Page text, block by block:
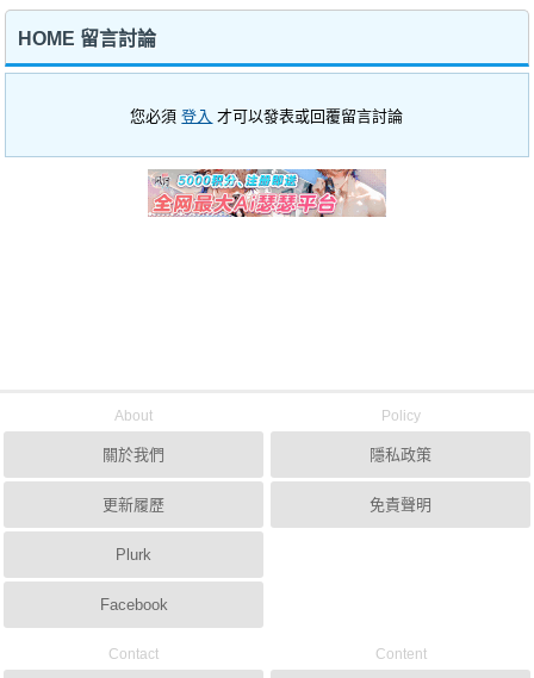
HOME 留言討論
您必須登入 才可以發表或回覆留言討論
About
關於我們
更新履歷
Plurk
Facebook
Policy
隱私政策
免責聲明
Contact Content